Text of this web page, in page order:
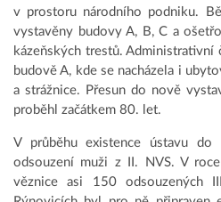
v prostoru národního podniku.
vystavěny budovy A, B, C a
kázeňských trestů. Administrativní
budově A, kde se nacházela i
a strážnice. Přesun do nově
proběhl začátkem 80. let.
V průběhu existence ústavu do
odsouzení muži z II. NVS. V
věznice asi 150 odsouzených